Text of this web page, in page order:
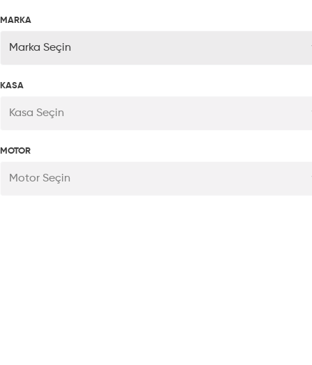
MARKA
Marka Seçin
KASA
Kasa Seçin
MOTOR
Motor Seçin